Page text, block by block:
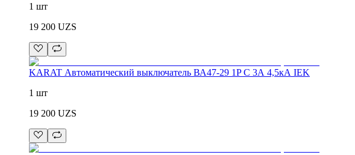
1 шт
19 200 UZS
KARAT Автоматический выключатель ВА47-29 1P C 3А 4,5кА IEK
1 шт
19 200 UZS